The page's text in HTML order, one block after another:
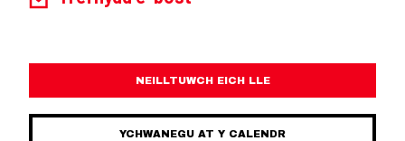
NEILLTUWCH EICH LLE
YCHWANEGU AT Y CALENDR